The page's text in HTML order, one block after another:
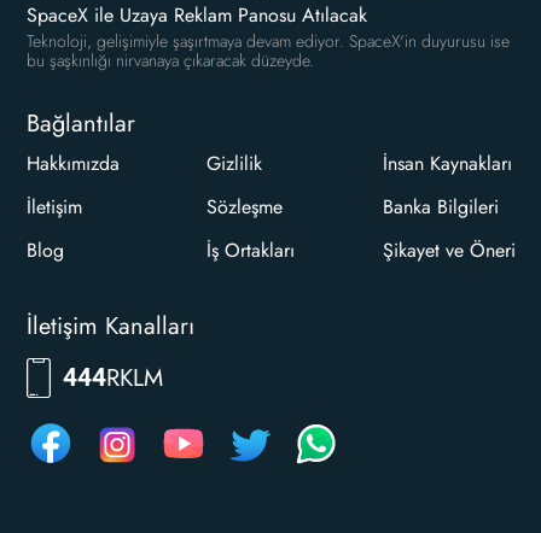
SpaceX ile Uzaya Reklam Panosu Atılacak
Teknoloji, gelişimiyle şaşırtmaya devam ediyor. SpaceX'in duyurusu ise
bu şaşkınlığı nirvanaya çıkaracak düzeyde.
Bağlantılar
Hakkımızda
İletişim
Blog
Gizlilik
Sözleşme
İş Ortakları
İnsan Kaynakları
Banka Bilgileri
Şikayet ve Öneri
İletişim Kanalları
444RKLM